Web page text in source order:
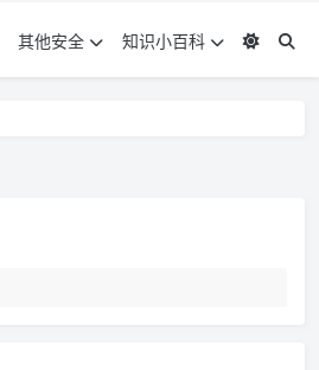
其他安全 知识小百科